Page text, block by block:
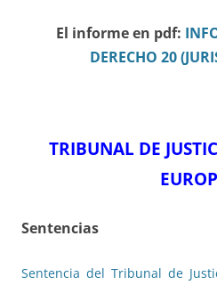
El informe en pdf:
DERECHO 20
TRIBUNAL DE
Sentencias
Sentencia del Tribunal de